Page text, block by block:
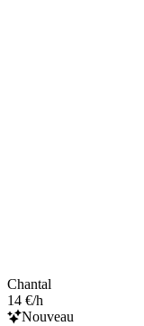
Chantal
14 €/h
Nouveau